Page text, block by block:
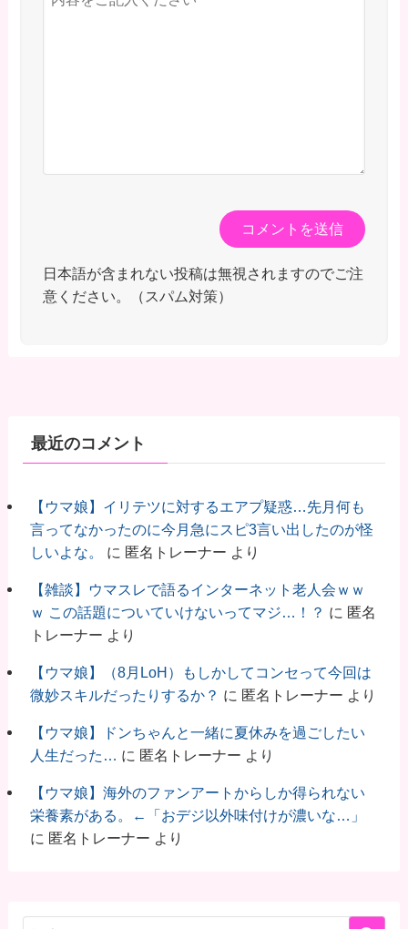
日本語が含まれない投稿は無視されますのでご注
意ください。（スパム対策）
最近のコメント
【ウマ娘】イリテツに対するエアプ疑惑…先月何も
言ってなかったのに今月急にスピ3言い出したのが怪
しいよな。
に 匿名トレーナー より
【雑談】ウマスレで語るインターネット老人会ｗｗ
ｗ この話題についていけないってマジ…！？ に 匿名
トレーナー より
【ウマ娘】（8月LoH）もしかしてコンセって今回は
微妙スキルだったりするか？ に 匿名トレーナー より
【ウマ娘】ドンちゃんと一緒に夏休みを過ごしたい
人生だった… に 匿名トレーナー より
【ウマ娘】海外のファンアートからしか得られない
栄養素がある。←「おデジ以外味付けが濃いな…」
に 匿名トレーナー より